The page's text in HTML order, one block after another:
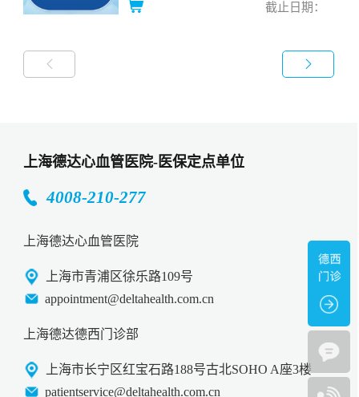
截止日期：
 
上海德达心血管医院-医保定点单位
4008-210-277
上海德达心血管医院
上海市青浦区徐乐路109号
appointment@deltahealth.com.cn
上海德达德西门诊部
上海市长宁区红宝石路188号古北SOHO A座3楼
patientservice@deltahealth.com.cn